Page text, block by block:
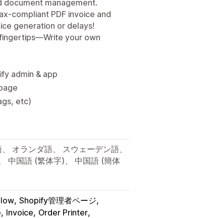
document management.
compliant PDF invoice and
generation or delays!
your own
admin & app
etc)
オランダ語、 スウェーデン語、
中国語 (繁体字)、 中国語 (簡体
Shopify管理者ページ
Invoice Order Printer